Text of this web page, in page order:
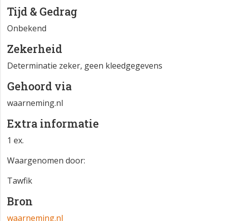
Tijd & Gedrag
Onbekend
Zekerheid
Determinatie zeker, geen kleedgegevens
Gehoord via
waarneming.nl
Extra informatie
1 ex.
Waargenomen door:
Tawfik
Bron
waarneming.nl